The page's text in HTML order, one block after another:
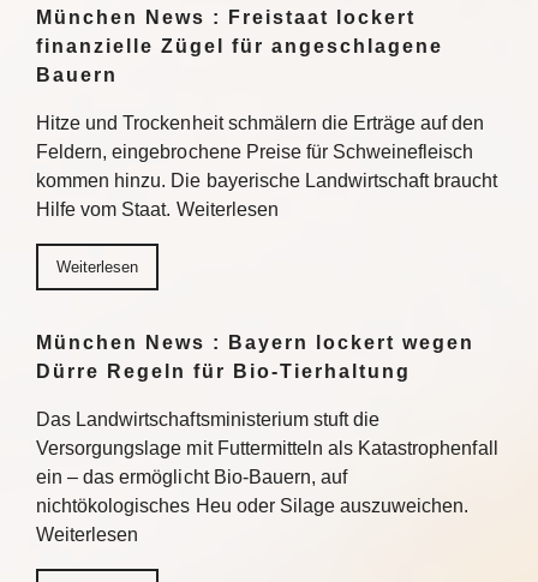
München News : Freistaat lockert
finanzielle Zügel für angeschlagene
Bauern
Hitze und Trockenheit schmälern die Erträge auf den
Feldern, eingebrochene Preise für Schweinefleisch
kommen hinzu. Die bayerische Landwirtschaft braucht
Hilfe vom Staat. Weiterlesen
Weiterlesen
München News : Bayern lockert wegen
Dürre Regeln für Bio-Tierhaltung
Das Landwirtschaftsministerium stuft die
Versorgungslage mit Futtermitteln als Katastrophenfall
ein – das ermöglicht Bio-Bauern, auf
nichtökologisches Heu oder Silage auszuweichen.
Weiterlesen